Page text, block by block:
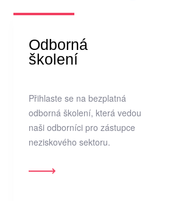
Odborná
školení
Přihlaste se na bezplatná
odborná školení, která vedou
naši odborníci pro zástupce
neziskového sektoru.